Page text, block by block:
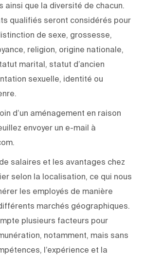
ainsi que la diversité de chacun.
qualifiés seront considérés pour
de sexe, grossesse,
religion, origine nationale,
marital, statut d’ancien
sexuelle, identité ou
d’un aménagement en raison
envoyer un e-mail à
salaires et les avantages chez
selon la localisation, ce qui nous
les employés de manière
marchés géographiques.
plusieurs facteurs pour
notamment, mais sans
l’expérience et la